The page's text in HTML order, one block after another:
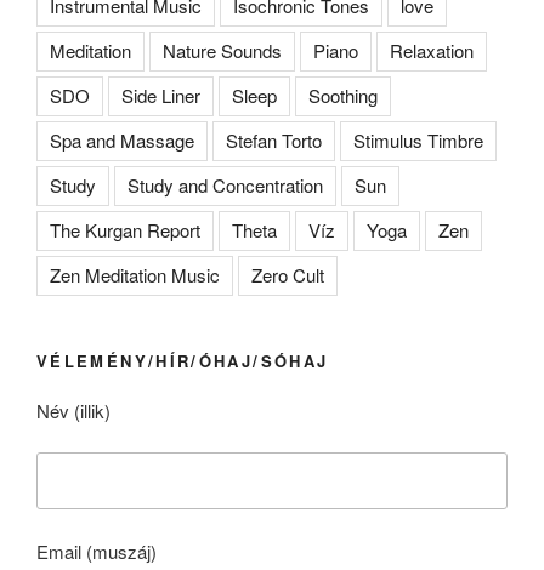
Instrumental Music Isochronic Tones
love
Meditation
Nature Sounds Piano
Relaxation
SDO
Side Liner Sleep
Soothing
Spa and Massage
Stefan Torto
Stimulus Timbre
Study
Study and Concentration
Sun
The Kurgan Report
Theta Víz Yoga
Zen
Zen Meditation Music
Zero Cult
VÉLEMÉNY/HÍR/ÓHAJ/SÓHAJ
Név (illik)
Email (muszáj)